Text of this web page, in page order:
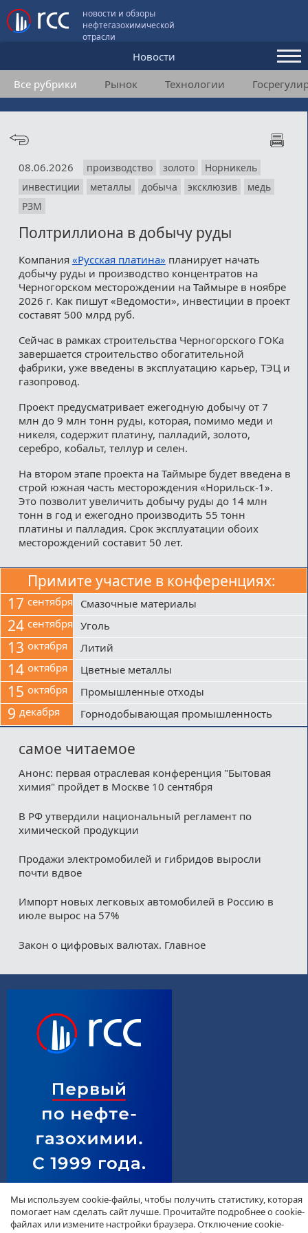
новости и обзоры
нефтегазохимической
отрасли
Новости
Аналитика и мнения
Конференции
Подписка
Пользовательское соглашение
Контакты
Все рубрики Рынок Технологии
08.06.2026 производство золото
Норникель
инвестиции
металлы добыча эксклюзив
медь
РЗМ
Полтриллиона в добычу руды
Компания «Русская платина» планирует начать
добычу руды и производство концентратов на
Черногорском месторождении на Таймыре в ноябре
2026 г. Как пишут «Ведомости», инвестиции в проект
составят 500 млрд руб.
Сейчас в рамках строительства Черногорского ГОКа
завершается строительство обогатительной
фабрики, уже введены в эксплуатацию карьер, ТЭЦ и
газопровод.
Проект предусматривает ежегодную добычу от 7
млн до 9 млн тонн руды, которая, помимо меди и
никеля, содержит платину, палладий, золото,
серебро, кобальт, теллур и селен.
На втором этапе проекта на Таймыре будет введена в
строй южная часть месторождения «Норильск-1».
Это позволит увеличить добычу руды до 14 млн
тонн в год и ежегодно производить 55 тонн
платины и палладия. Срок эксплуатации обоих
месторождений составит 50 лет.
Примите участие в конференциях:
17 сентября Смазочные материалы
24 сентября Уголь
13 октября Литий
14 октября Цветные металлы
15 октября Промышленные отходы
9 декабря Горнодобывающая промышленность
самое читаемое
Анонс: первая отраслевая конференция "Бытовая
химия" пройдет в Москве 10 сентября
В РФ утвердили национальный регламент по
химической продукции
Продажи электромобилей и гибридов выросли
почти вдвое
Импорт новых легковых автомобилей в Россию в
июле вырос на 57%
Закон о цифровых валютах. Главное
Мы используем cookie-файлы, чтобы получить статистику, которая
помогает нам сделать сайт лучше. Прочитайте подробнее о cookie-
файлах или измените настройки браузера. Отключение cookie-